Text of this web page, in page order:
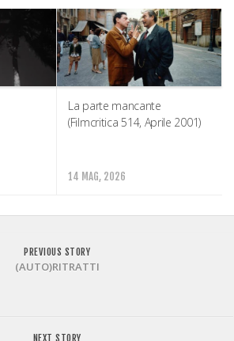
La parte mancante
(Filmcritica 514, Aprile 2001)
14 MAG, 2026
PREVIOUS STORY
(AUTO)RITRATTI
NEXT STORY